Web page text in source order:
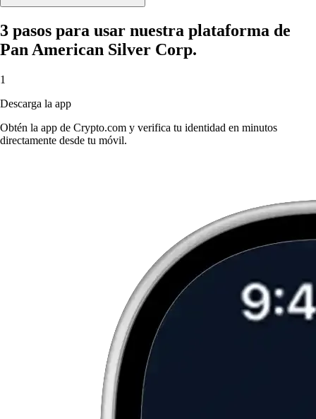
3 pasos para usar nuestra plataforma de
Pan American Silver Corp.
1
Descarga la app
Obtén la app de Crypto.com y verifica tu identidad en minutos
directamente desde tu móvil.